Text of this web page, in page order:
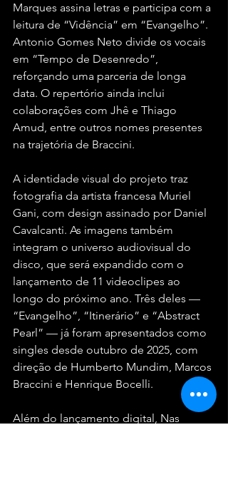
Marques assina letras e participa com a
leitura de “Vidência” em “Evangelho”.
Antonio Gomes Neto divide os vocais
em “Tempo de Desenredo”,
reforçando uma parceria de longa
data. O repertório ainda inclui
colaborações com Jhê e Thiago
Amud, entre outros nomes presentes
na trajetória de Braccini.
A identidade visual do projeto traz
fotografia da artista francesa Muriel
Gani, com design assinado por Daniel
Cavalcanti. As imagens também
integram o universo audiovisual do
disco, que será expandido com o
lançamento de 11 videoclipes ao
longo do próximo ano. Três deles —
“Evangelho”, “Itinerário” e “Abstract
Pearl” — já foram apresentados como
singles desde outubro de 2025, com
direção de Humberto Mundim, Marcos
Braccini e Henrique Bocelli.
Além do lançamento digital, Nas